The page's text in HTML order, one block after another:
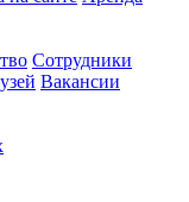
Сотрудники
Вакансии